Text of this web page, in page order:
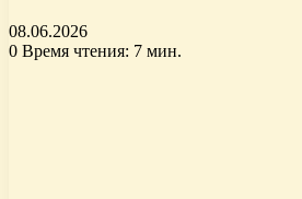
08.06.2026
0 Время чтения: 7 мин.